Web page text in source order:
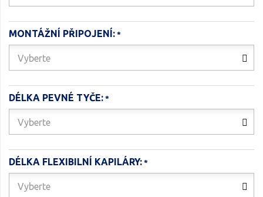
MONTÁŽNÍ PŘIPOJENÍ:
Vyberte
DÉLKA PEVNÉ TYČE:
Vyberte
DÉLKA FLEXIBILNÍ KAPILÁRY:
Vyberte